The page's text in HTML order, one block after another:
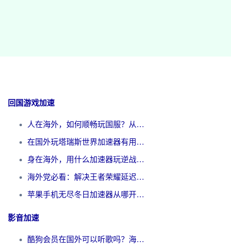
回国游戏加速
人在海外，如何顺畅玩国服？从《王者荣耀》到《云图计划》的加速器终极指南
在国外玩塔瑞斯世界加速器有用吗？海外玩家亲测后的真实答案
身在海外，用什么加速器玩逆战才能告别延迟？
海外党必看：解决王者荣耀延迟的加速器终极指南——从EVE到猫和老鼠，一个工具全搞定
苹果手机无尽冬日加速器从哪开启？海外玩家的冬日生存指南
影音加速
酷狗会员在国外可以听歌吗？海外党亲测有效：3步解决音乐权限难题